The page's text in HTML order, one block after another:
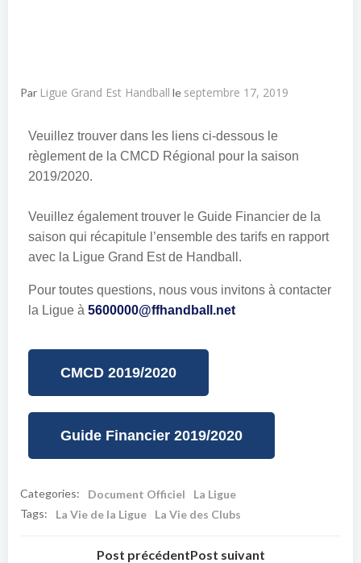
Par Ligue Grand Est Handball le septembre 17, 2019
Veuillez trouver dans les liens ci-dessous le
règlement de la CMCD Régional pour la saison
2019/2020.
Veuillez également trouver le Guide Financier de la
saison qui récapitule l’ensemble des tarifs en rapport
avec la Ligue Grand Est de Handball.
Pour toutes questions, nous vous invitons à contacter
la Ligue à 5600000@ffhandball.net
CMCD 2019/2020
Guide Financier 2019/2020
Categories: Document Officiel
La Ligue
Tags:
La Vie de la Ligue La Vie des Clubs
Post précédentPost suivant